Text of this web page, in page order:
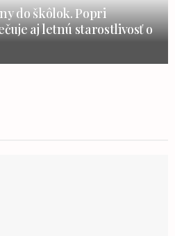
do škôlok. Popri
aj letnú starostlivosť o